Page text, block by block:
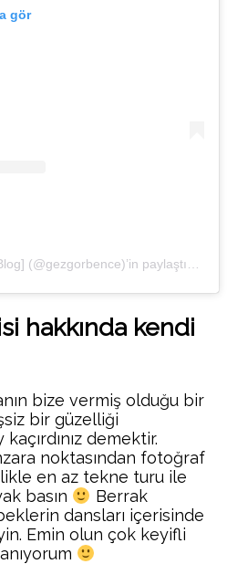
gör
(@gezgorbence)’in paylaştığı bir gönderi
hakkında kendi
bize vermiş olduğu bir
bir güzelliği
demektir.
noktasından fotoğraf
en az tekne turu ile
basın
Berrak
dansları içerisinde
Emin olun çok keyifli